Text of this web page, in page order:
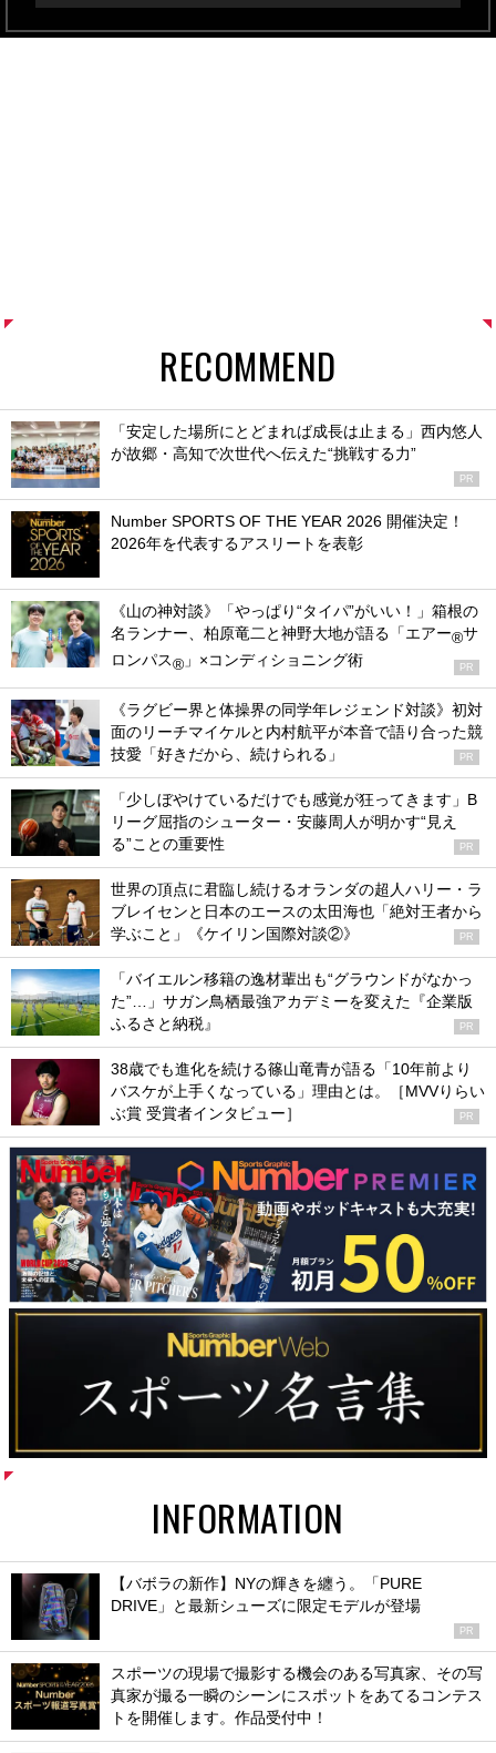
RECOMMEND
「安定した場所にとどまれば成長は止まる」西内悠人
が故郷・高知で次世代へ伝えた“挑戦する力”
PR
Number SPORTS OF THE YEAR 2026 開催決定！
2026年を代表するアスリートを表彰
《山の神対談》「やっぱり“タイパ”がいい！」箱根の
名ランナー、柏原竜二と神野大地が語る「エアー®サ
ロンパス® 」×コンディショニング術 PR
《ラグビー界と体操界の同学年レジェンド対談》初対
面のリーチマイケルと内村航平が本音で語り合った競
技愛「好きだから、続けられる」
PR
「少しぼやけているだけでも感覚が狂ってきます」B
リーグ屈指のシューター・安藤周人が明かす“見え
る”ことの重要性
PR
世界の頂点に君臨し続けるオランダの超人ハリー・ラ
ブレイセンと日本のエースの太田海也「絶対王者から
学ぶこと」《ケイリン国際対談②》
PR
「バイエルン移籍の逸材輩出も“グラウンドがなかっ
た”…」サガン鳥栖最強アカデミーを変えた『企業版
ふるさと納税』
PR
38歳でも進化を続ける篠山竜青が語る「10年前より
バスケが上手くなっている」理由とは。［MVVりらい
ぶ賞 受賞者インタビュー］
PR
INFORMATION
【バボラの新作】NYの輝きを纏う。「PURE
DRIVE」と最新シューズに限定モデルが登場
PR
スポーツの現場で撮影する機会のある写真家、その写
真家が撮る一瞬のシーンにスポットをあてるコンテス
トを開催します。作品受付中！